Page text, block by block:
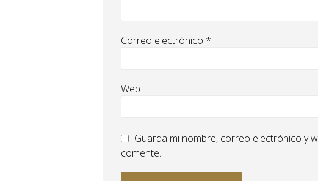
Correo electrónico *
Web
Guarda mi nombre, correo electrónico y
comente.